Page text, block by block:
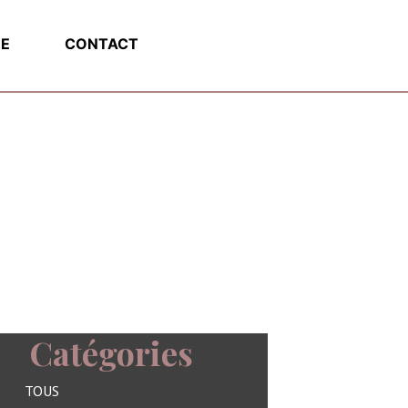
CONTACT
Catégories
TOUS